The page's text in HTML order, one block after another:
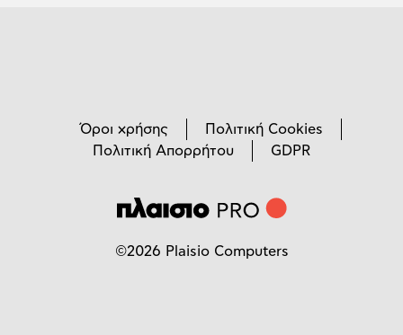
Όροι χρήσης
Πολιτική Cookies
Πολιτική Απορρήτου
GDPR
©2026 Plaisio Computers